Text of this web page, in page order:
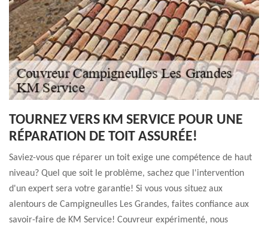
TOURNEZ VERS KM SERVICE POUR UNE
RÉPARATION DE TOIT ASSURÉE!
Saviez-vous que réparer un toit exige une compétence de haut
niveau? Quel que soit le problème, sachez que l'intervention
d'un expert sera votre garantie! Si vous vous situez aux
alentours de Campigneulles Les Grandes, faites confiance aux
savoir-faire de KM Service! Couvreur expérimenté, nous